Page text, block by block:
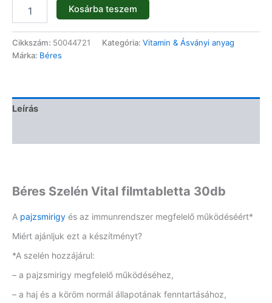
Kosárba teszem
Cikkszám: 50044721 Kategória: Vitamin & Ásványi anyag
Márka: Béres
Leírás
Béres Szelén Vital filmtabletta 30db
A pajzsmirigy és az immunrendszer megfelelő működéséért*
Miért ajánljuk ezt a készítményt?
*A szelén hozzájárul:
– a pajzsmirigy megfelelő működéséhez,
– a haj és a köröm normál állapotának fenntartásához,